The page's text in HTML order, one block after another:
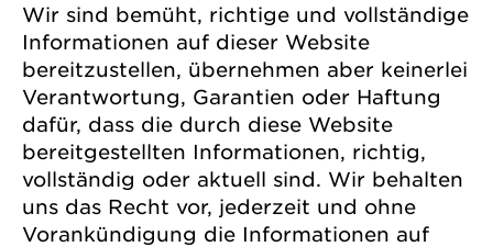
Wir sind bemüht, richtige und vollständige
Informationen auf dieser Website
bereitzustellen, übernehmen aber keinerlei
Verantwortung, Garantien oder Haftung
dafür, dass die durch diese Website
bereitgestellten Informationen, richtig,
vollständig oder aktuell sind. Wir behalten
uns das Recht vor, jederzeit und ohne
Vorankündigung die Informationen auf